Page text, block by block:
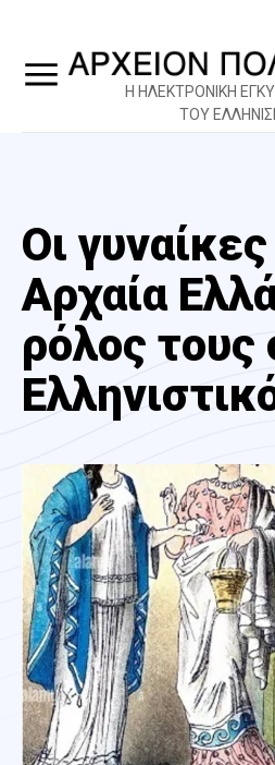
Η ΗΛΕΚΤΡΟΝΙΚΗ
ΤΟΥ
Οι
Αρχαία
ρόλος τους